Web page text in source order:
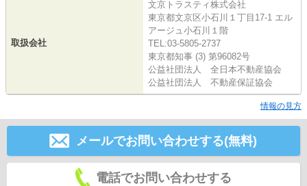
取扱会社
文京トラスティ株式会社
東京都文京区小石川１丁目17-1 エル
アージュ小石川１階
TEL:03-5805-2737
東京都知事 (3) 第96082号
公益社団法人 全日本不動産協会
公益社団法人 不動産保証協会
情報の見方
メールでお問い合わせする(無料)
電話でお問い合わせする